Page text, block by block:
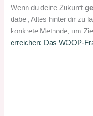
Wenn du deine Zukunft
dabei, Altes hinter dir zu
konkrete Methode, um
erreichen: Das WOOP-